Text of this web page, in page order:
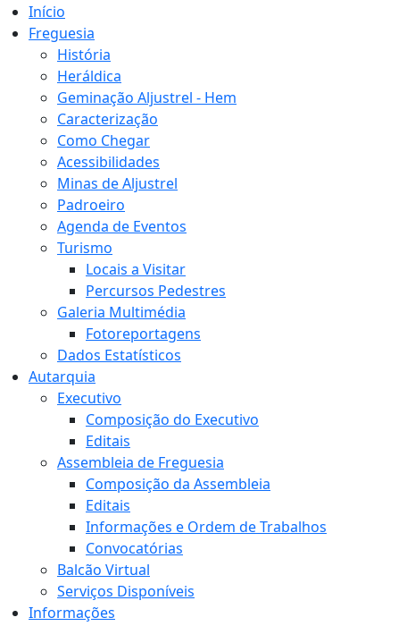
Início
Freguesia
História
Heráldica
Geminação Aljustrel - Hem
Caracterização
Como Chegar
Acessibilidades
Minas de Aljustrel
Padroeiro
Agenda de Eventos
Turismo
Locais a Visitar
Percursos Pedestres
Galeria Multimédia
Fotoreportagens
Dados Estatísticos
Autarquia
Executivo
Composição do Executivo
Editais
Assembleia de Freguesia
Composição da Assembleia
Editais
Informações e Ordem de Trabalhos
Convocatórias
Balcão Virtual
Serviços Disponíveis
Informações